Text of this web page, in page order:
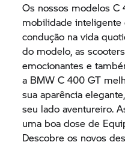
Os nossos modelos
mobilidade
condução na vida
do modelo, as
emocionantes e
a BMWC 400 GT
sua aparência
seu lado aventureiro.
uma boa dose de
Descobre os novos